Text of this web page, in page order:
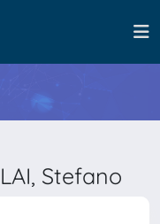
Stefano